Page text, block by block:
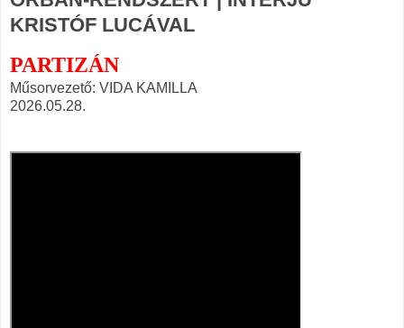
KRISTÓF LUCÁVAL
PARTIZÁN
Műsorvezető: VIDA KAMILLA
2026.05.28.